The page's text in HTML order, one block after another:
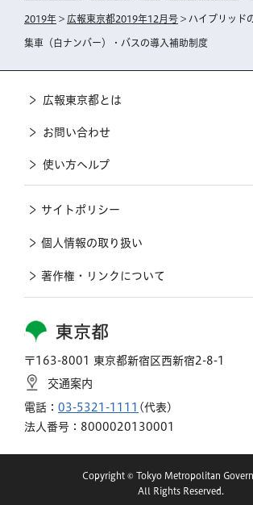
2019年 > 広報東京都2019年12月号 > ハイブリッド
集車（白ナンバー）・バスの導入補助制度
東京都
〒163-8001 東京都新宿区西新宿2-8-1
交通案内
電話： 03-5321-1111 (代表)
法人番号：8000020130001
広報東京都とは
お問い合わせ
使い方ヘルプ
サイトポリシー
個人情報の取り扱い
著作権・リンクについて
Copyright © Tokyo Metropolitan
All Rights Reserved.